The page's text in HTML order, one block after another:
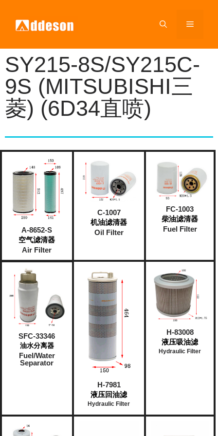
SY215-8S/SY215C-
9S (MITSUBISHI三
菱) (6D34直喷)
A-8652-S
空气滤清器
Air Filter
C-1007
机油滤清器
Oil Filter
FC-1003
柴油滤清器
Fuel Filter
SFC-33346
油水分离器
Fuel/Water
Separator
H-7981
液压回油滤
Hydraulic Filter
H-83008
液压吸油滤
Hydraulic Filter